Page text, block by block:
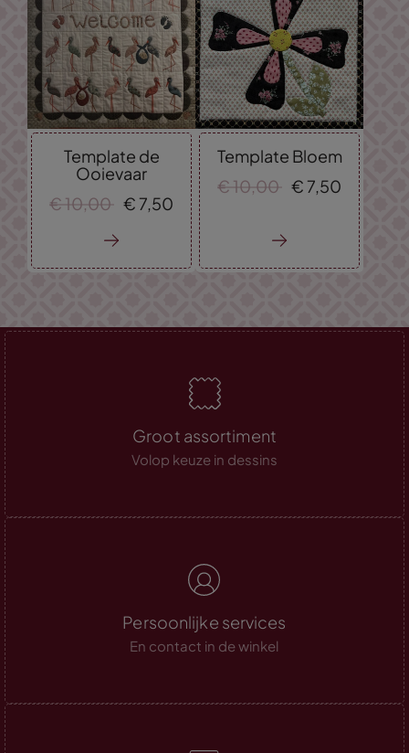
Template de
Ooievaar
€ 10,00 € 7,50
Template Bloem
€ 10,00 € 7,50
Groot assortiment
Volop keuze in dessins
Persoonlijke services
En contact in de winkel